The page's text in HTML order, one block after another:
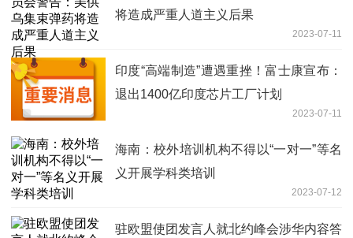
将造成严重人道主义后果
2023-07-11
印度“高端制造”遭遇重挫！富士康宣布：
退出1400亿印度芯片工厂计划
2023-07-11
海南：校外培训机构不得以“一对一”等名
义开展学科类培训
2023-07-12
驻欧盟使团发言人就北约峰会涉华内容答